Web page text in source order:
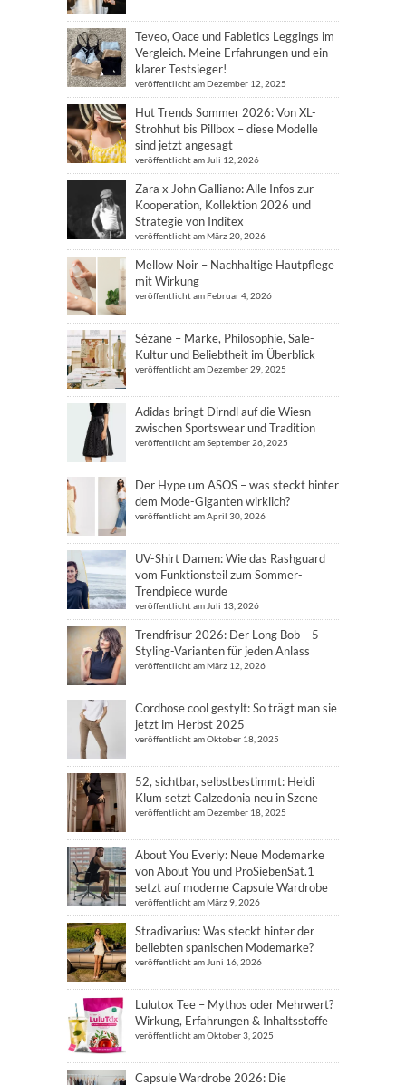
Teveo, Oace und Fabletics Leggings im
Vergleich. Meine Erfahrungen und ein
klarer Testsieger!
veröffentlicht am Dezember 12, 2025
Hut Trends Sommer 2026: Von XL-
Strohhut bis Pillbox – diese Modelle
sind jetzt angesagt
veröffentlicht am Juli 12, 2026
Zara x John Galliano: Alle Infos zur
Kooperation, Kollektion 2026 und
Strategie von Inditex
veröffentlicht am März 20, 2026
Mellow Noir – Nachhaltige Hautpflege
mit Wirkung
veröffentlicht am Februar 4, 2026
Sézane – Marke, Philosophie, Sale-
Kultur und Beliebtheit im Überblick
veröffentlicht am Dezember 29, 2025
Adidas bringt Dirndl auf die Wiesn –
zwischen Sportswear und Tradition
veröffentlicht am September 26, 2025
Der Hype um ASOS – was steckt hinter
dem Mode-Giganten wirklich?
veröffentlicht am April 30, 2026
UV-Shirt Damen: Wie das Rashguard
vom Funktionsteil zum Sommer-
Trendpiece wurde
veröffentlicht am Juli 13, 2026
Trendfrisur 2026: Der Long Bob – 5
Styling-Varianten für jeden Anlass
veröffentlicht am März 12, 2026
Cordhose cool gestylt: So trägt man sie
jetzt im Herbst 2025
veröffentlicht am Oktober 18, 2025
52, sichtbar, selbstbestimmt: Heidi
Klum setzt Calzedonia neu in Szene
veröffentlicht am Dezember 18, 2025
About You Everly: Neue Modemarke
von About You und ProSiebenSat.1
setzt auf moderne Capsule Wardrobe
veröffentlicht am März 9, 2026
Stradivarius: Was steckt hinter der
beliebten spanischen Modemarke?
veröffentlicht am Juni 16, 2026
Lulutox Tee – Mythos oder Mehrwert?
Wirkung, Erfahrungen & Inhaltsstoffe
veröffentlicht am Oktober 3, 2025
Capsule Wardrobe 2026: Die